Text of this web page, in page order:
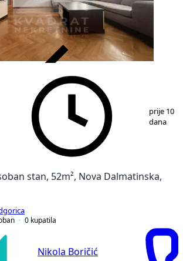
prije 10
dana
stan, 52m², Nova Dalmatinska,
0 kupatila
Nikola Boričić